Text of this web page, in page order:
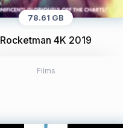
78.61 GB
Rocketman 4K 2019
Films